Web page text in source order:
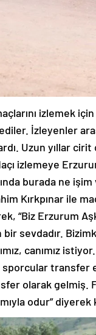
izlemek
İzleyenler
Uzun yıllar
izlemeye
burada ne işim
Kırkpınar ile
“Biz Erzurum
bir sevdadır.
canımız
transfer
olarak gelmiş.
odur” diyerek